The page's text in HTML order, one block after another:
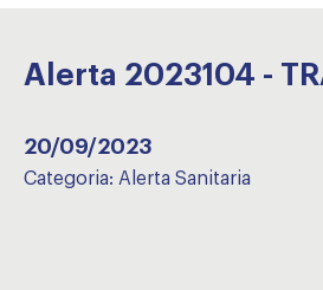
Alerta 2023104 -
20/09/2023
Categoria: Alerta Sanitaria